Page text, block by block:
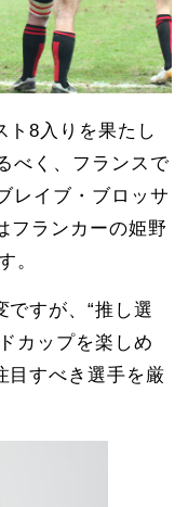
ト8入りを果たし
べく、フランスで
レイブ・ブロッサ
フランカーの姫野
。
ですが、“推し選
カップを楽しめ
目すべき選手を厳